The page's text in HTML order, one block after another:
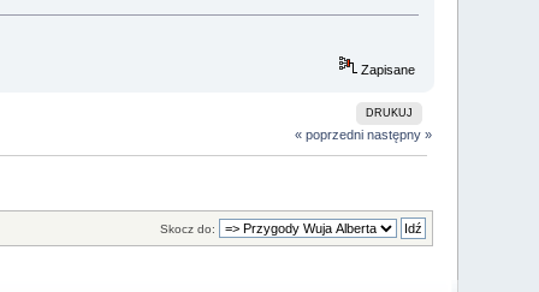
Zapisane
DRUKUJ
« poprzedni następny »
Skocz do: